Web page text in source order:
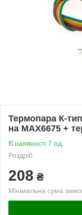
Термопара К-
на MAX6675 +
В наявності 7 од.
Роздріб
208 ₴
Мінімальна сума